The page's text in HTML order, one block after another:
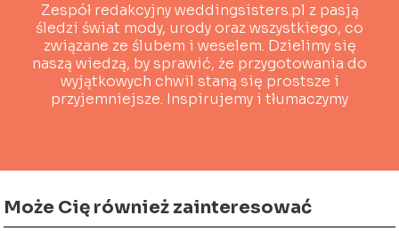
Zespół redakcyjny weddingsisters.pl z pasją
śledzi świat mody, urody oraz wszystkiego, co
związane ze ślubem i weselem. Dzielimy się
naszą wiedzą, by sprawić, że przygotowania do
wyjątkowych chwil staną się prostsze i
przyjemniejsze. Inspirujemy i tłumaczymy
Może Cię również zainteresować